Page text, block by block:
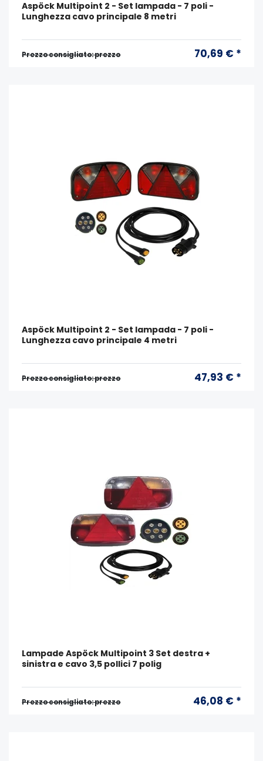
Aspöck Multipoint 2 - Set lampada - 7 poli -
Lunghezza cavo principale 8 metri
Prezzo consigliato: prezzo 70,69 € *
Aspöck Multipoint 2 - Set lampada - 7 poli -
Lunghezza cavo principale 4 metri
Prezzo consigliato: prezzo 47,93 € *
Lampade Aspöck Multipoint 3 Set destra +
sinistra e cavo 3,5 pollici 7 polig
Prezzo consigliato: prezzo 46,08 € *